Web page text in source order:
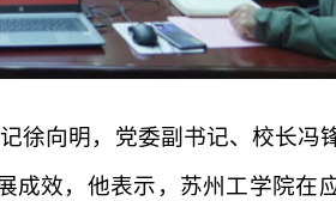
徐向明，党委副书记、校长冯
成效，他表示，苏州工学院在